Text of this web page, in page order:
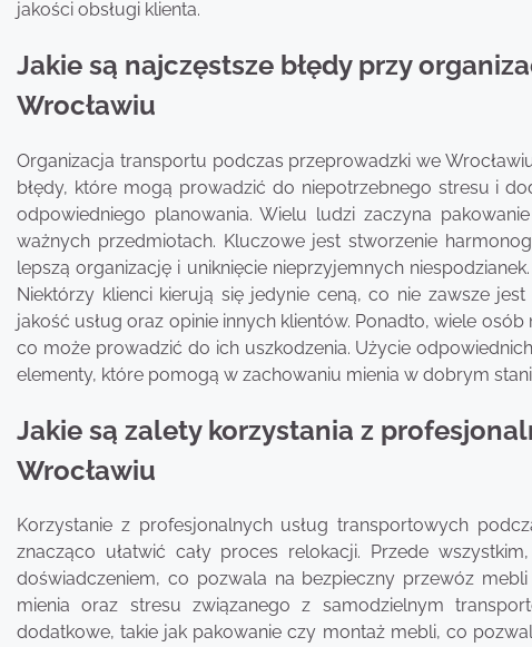
jakości obsługi klienta.
Jakie są najczęstsze błędy przy
Wrocławiu
Organizacja transportu podczas przeprowadzki we
błędy, które mogą prowadzić do niepotrzebnego stresu i
odpowiedniego planowania. Wielu ludzi zaczyna
ważnych przedmiotach. Kluczowe jest stworzenie
lepszą organizację i uniknięcie nieprzyjemnych
Niektórzy klienci kierują się jedynie ceną, co nie zawsze
jakość usług oraz opinie innych klientów. Ponadto, wiele
co może prowadzić do ich uszkodzenia. Użycie
elementy, które pomogą w zachowaniu mienia w dobrym
Jakie są zalety korzystania z
Wrocławiu
Korzystanie z profesjonalnych usług transportowych
znacząco ułatwić cały proces relokacji. Przede
doświadczeniem, co pozwala na bezpieczny przewóz
mienia oraz stresu związanego z samodzielnym
dodatkowe, takie jak pakowanie czy montaż mebli, co